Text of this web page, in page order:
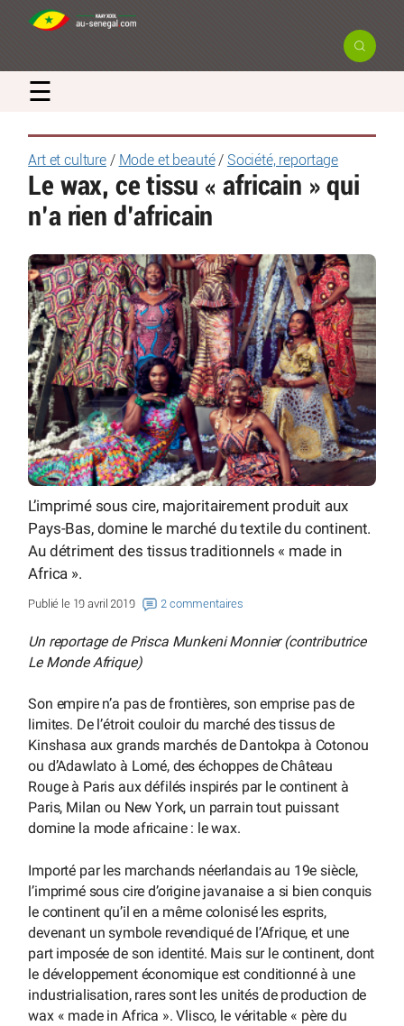
☰
Art et culture / Mode et beauté/ Société, reportage
Le wax, ce tissu « africain » qui
n’a rien d’africain
L’imprimé sous cire, majoritairement produit aux
Pays-Bas, domine le marché du textile du continent.
Au détriment des tissus traditionnels « made in
Africa ».
Publié le 19 avril 2019 2 commentaires
Un reportage de Prisca Munkeni Monnier (contributrice
Le Monde Afrique)
Son empire n’a pas de frontières, son emprise pas de
limites. De l’étroit couloir du marché des tissus de
Kinshasa aux grands marchés de Dantokpa à Cotonou
ou d’Adawlato à Lomé, des échoppes de Château
Rouge à Paris aux défilés inspirés par le continent à
Paris, Milan ou New York, un parrain tout puissant
domine la mode africaine : le wax.
Importé par les marchands néerlandais au 19e siècle,
l’imprimé sous cire d’origine javanaise a si bien conquis
le continent qu’il en a même colonisé les esprits,
devenant un symbole revendiqué de l’Afrique, et une
part imposée de son identité. Mais sur le continent, dont
le développement économique est conditionné à une
industrialisation, rares sont les unités de production de
wax « made in Africa ». Vlisco, le véritable « père du